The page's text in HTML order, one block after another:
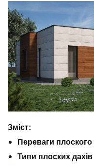
Зміст:
Переваги плоского
Типи плоских дахів